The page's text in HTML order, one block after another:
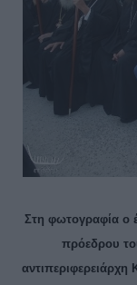
Στη φωτογραφία ο
πρόεδρου